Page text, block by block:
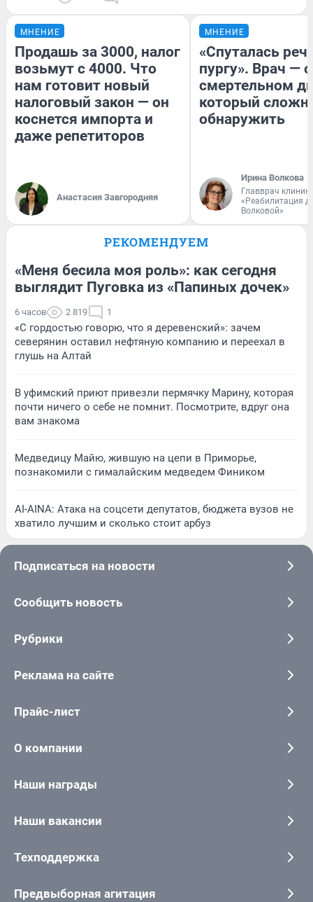
МНЕНИЕ
Продашь за 3000, налог
возьмут с 4000. Что
нам готовит новый
налоговый закон — он
коснется импорта и
даже репетиторов
Анастасия Завгородняя
МНЕНИЕ
«Спуталась
пургу». Врач — о
смертельном
который
обнаружить
Ирина Волкова
Главврач
«Реабилитация
Волковой»
РЕКОМЕНДУЕМ
«Меня бесила моя роль»: как сегодня
выглядит Пуговка из «Папиных дочек»
6 часов 2 819 1
«С гордостью говорю, что я деревенский»: зачем
северянин оставил нефтяную компанию и переехал в
глушь на Алтай
В уфимский приют привезли пермячку Марину, которая
почти ничего о себе не помнит. Посмотрите, вдруг она
вам знакома
Медведицу Майю, жившую на цепи в Приморье,
познакомили с гималайским медведем Фиником
AI-AINA: Атака на соцсети депутатов, бюджета вузов не
хватило лучшим и сколько стоит арбуз
Подписаться на новости
Сообщить новость
Рубрики
Реклама на сайте
Прайс-лист
О компании
Наши награды
Наши вакансии
Техподдержка
Предвыборная агитация